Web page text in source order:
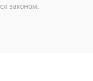
законом.